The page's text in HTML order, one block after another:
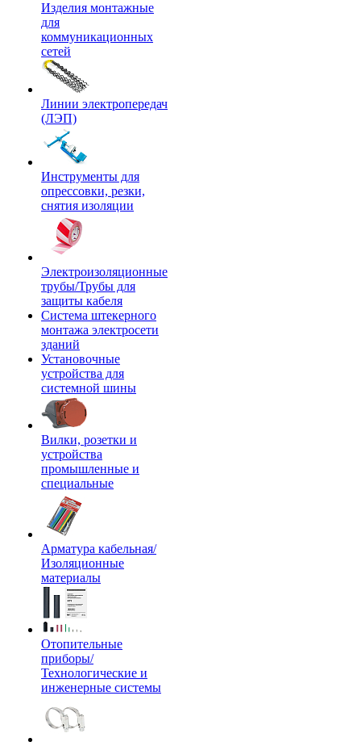
Изделия монтажные
для
коммуникационных
сетей
Линии электропередач
(ЛЭП)
Инструменты для
опрессовки, резки,
снятия изоляции
Электроизоляционные
трубы/Трубы для
защиты кабеля
Система штекерного
монтажа электросети
зданий
Установочные
устройства для
системной шины
Вилки, розетки и
устройства
промышленные и
специальные
Арматура кабельная/
Изоляционные
материалы
Отопительные
приборы/
Технологические и
инженерные системы